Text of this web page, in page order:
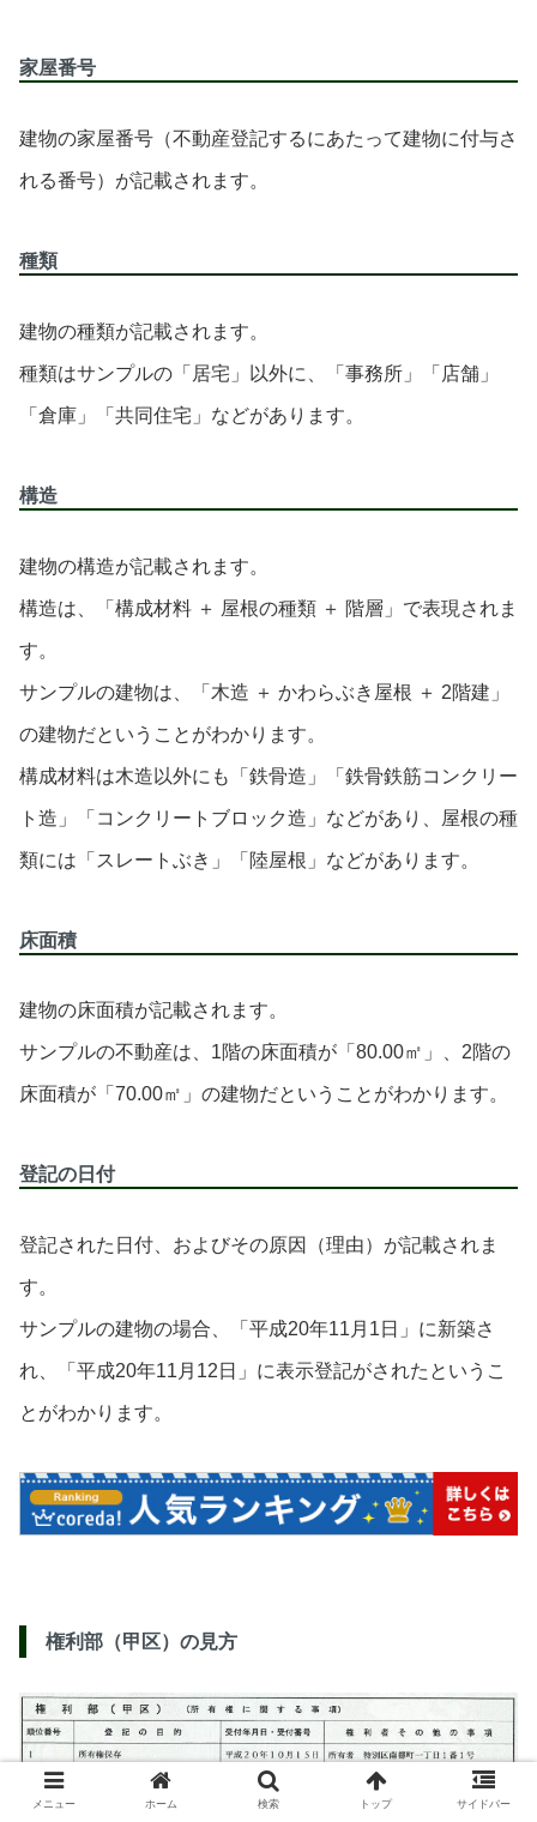
家屋番号
建物の家屋番号（不動産登記するにあたって建物に付与さ
れる番号）が記載されます。
種類
建物の種類が記載されます。
種類はサンプルの「居宅」以外に、「事務所」「店舗」
「倉庫」「共同住宅」などがあります。
構造
建物の構造が記載されます。
構造は、「構成材料 ＋ 屋根の種類 ＋ 階層」で表現されま
す。
サンプルの建物は、「木造 ＋ かわらぶき屋根 ＋ 2階建」
の建物だということがわかります。
構成材料は木造以外にも「鉄骨造」「鉄骨鉄筋コンクリー
ト造」「コンクリートブロック造」などがあり、屋根の種
類には「スレートぶき」「陸屋根」などがあります。
床面積
建物の床面積が記載されます。
サンプルの不動産は、1階の床面積が「80.00㎡」、2階の
床面積が「70.00㎡」の建物だということがわかります。
登記の日付
登記された日付、およびその原因（理由）が記載されま
す。
サンプルの建物の場合、「平成20年11月1日」に新築さ
れ、「平成20年11月12日」に表示登記がされたというこ
とがわかります。
権利部（甲区）の見方
メニュー ホーム 検索 トップ サイドバー